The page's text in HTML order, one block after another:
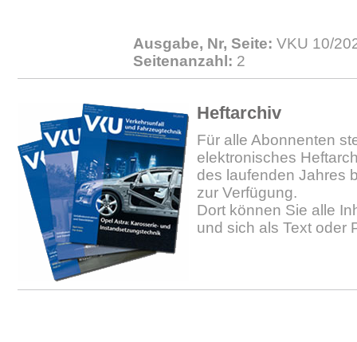
Ausgabe, Nr, Seite: VKU 10/
Seitenanzahl: 2
Heftarchiv
Für alle Abonnenten
elektronisches
des laufenden Jahres
zur Verfügung.
Dort können Sie alle
und sich als Text oder